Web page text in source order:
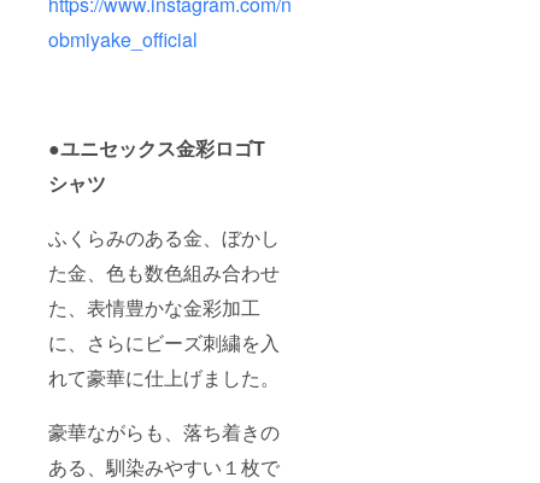
obmiyake_official
●ユニセックス金彩ロゴT
シャツ
ふくらみのある金、ぼかし
た金、色も数色組み合わせ
た、表情豊かな金彩加工
に、さらにビーズ刺繍を入
れて豪華に仕上げました。
豪華ながらも、落ち着きの
ある、馴染みやすい１枚で